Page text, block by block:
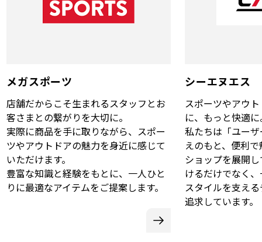
メガスポーツ
店舗だからこそ生まれるスタッフとお
客さまとの繋がりを大切に。
実際に商品を手に取りながら、スポー
ツやアウトドアの魅力を身近に感じて
いただけます。
豊富な知識と経験をもとに、一人ひと
りに最適なアイテムをご提案します。
シーエヌエス
スポーツやアウ
に、もっと快適
私たちは「ユー
えのもと、便利
ショップを展開
けるだけでなく
スタイルを支え
追求しています。